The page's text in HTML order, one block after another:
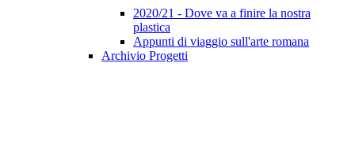
2020/21 - Dove va a finire la nostra
plastica
Appunti di viaggio sull'arte romana
Archivio Progetti